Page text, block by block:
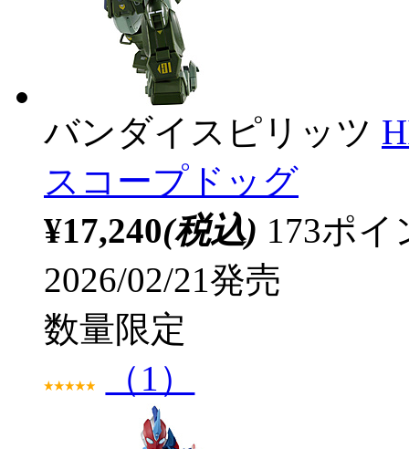
バンダイスピリッツ
スコープドッグ
¥17,240(税込) 173ポ
2026/02/21発売
数量限定
（1）